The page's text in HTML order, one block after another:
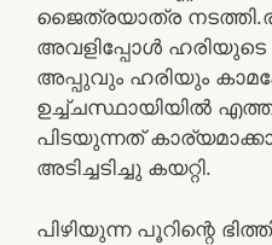
ജൈത്രയാത്ര
അവളിപ്പോൾ ഹരിയുടെ
അപ്പുവും ഹരിയും
ഉച്ച്ചസ്ഥായിയിൽ
പിടയുന്നത്
അടിച്ചടിച്ചു കയറ്റി.
പിഴിയുന്ന പൂറിന്റെ